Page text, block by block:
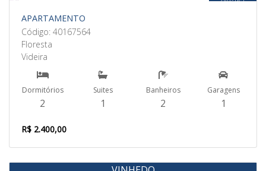
APARTAMENTO
Código: 40167564
Floresta
Videira
Dormitórios
2
Suites
1
Banheiros
2
Garagens
1
R$ 2.400,00